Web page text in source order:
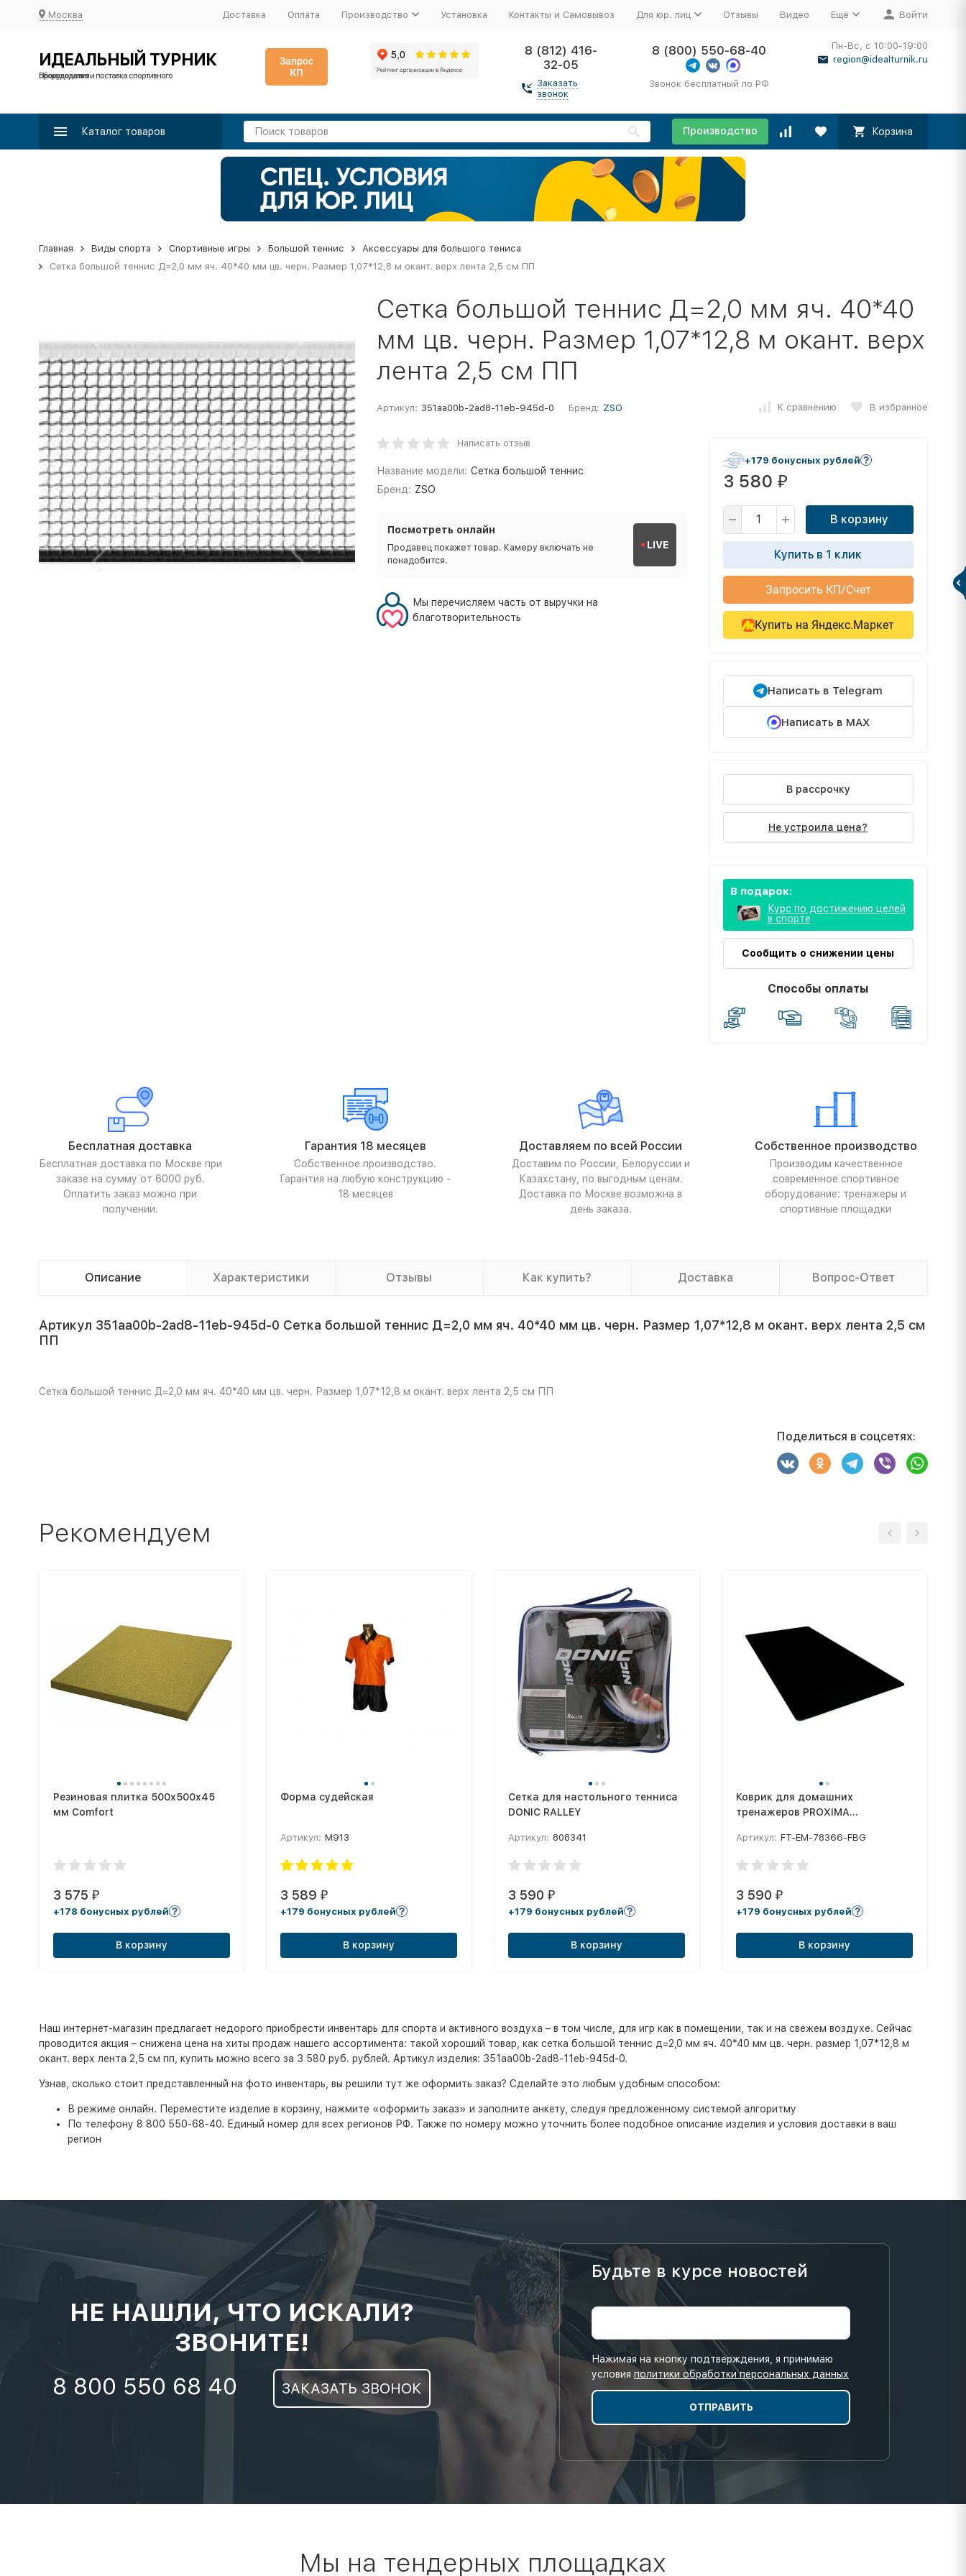
Москва Доставка Оплата Производство Установка Контакты и Самовывоз Для юр. лиц Отзывы Видео Ещё Войти
ИДЕАЛЬНЫЙ ТУРНИК
Производство и поставка спортивного оборудования
Запрос
КП
8 (812) 416-
32-05
Заказать
звонок
8 (800) 550-68-40
Звонок бесплатный по РФ
Пн-Вс, с 10:00-19:00
region@idealturnik.ru
Каталог товаров Производство Корзина
Главная Виды спорта Спортивные игры Большой теннис
Аксессуары для большого тениса
Сетка большой теннис Д=2,0 мм яч. 40*40 мм цв. черн. Размер 1,07*12,8 м окант. верх лента 2,5 см ПП
Сетка большой теннис Д=2,0 мм яч. 40*40
мм цв. черн. Размер 1,07*12,8 м окант. верх
лента 2,5 см ПП
Артикул: 351aa00b-2ad8-11eb-945d-0 Бренд: ZSO К сравнению В избранное
Написать отзыв
Название модели: Сетка большой теннис
Бренд: ZSO
Посмотреть онлайн
Продавец покажет товар. Камеру включать не
понадобится.
LIVE
Мы перечисляем часть от выручки на
благотворительность
+179 бонусных рублей
3 580 ₽
В корзину
Купить в 1 клик
Запросить КП/Счет
Купить на Яндекс.Маркет
Написать в Telegram
Написать в MAX
В рассрочку
Не устроила цена?
В подарок:
Курс по достижению целей
в спорте
Сообщить о снижении цены
Способы оплаты
Бесплатная доставка
Бесплатная доставка по Москве при
заказе на сумму от 6000 руб.
Оплатить заказ можно при
получении.
Гарантия 18 месяцев
Собственное производство.
Гарантия на любую конструкцию -
18 месяцев
Доставляем по всей России
Доставим по России, Белоруссии и
Казахстану, по выгодным ценам.
Доставка по Москве возможна в
день заказа.
Собственное производство
Производим качественное
современное спортивное
оборудование: тренажеры и
спортивные площадки
Описание Характеристики Отзывы Как купить? Доставка Вопрос-Ответ
Артикул 351aa00b-2ad8-11eb-945d-0 Сетка большой теннис Д=2,0 мм яч. 40*40 мм цв. черн. Размер 1,07*12,8 м окант. верх лента 2,5 см
ПП
Сетка большой теннис Д=2,0 мм яч. 40*40 мм цв. черн. Размер 1,07*12,8 м окант. верх лента 2,5 см ПП
Поделиться в соцсетях:
Рекомендуем
Резиновая плитка 500х500х45
мм Comfort
3 575 ₽
+178 бонусных рублей
В корзину
Форма судейская
Артикул: М913
3 589₽
+179 бонусных рублей
В корзину
Сетка для настольного тенниса
DONIC RALLEY
Артикул: 808341
3 590 ₽
+179 бонусных рублей
В корзину
Коврик для домашних
тренажеров PROXIMA
Артикул: FT-EM-78366-FBG
3 590 ₽
+179 бонусных рублей
В корзину
Наш интернет-магазин предлагает недорого приобрести инвентарь для спорта и активного воздуха – в том числе, для игр как в помещении, так и на свежем воздухе. Сейчас
проводится акция – снижена цена на хиты продаж нашего ассортимента: такой хороший товар, как сетка большой теннис д=2,0 мм яч. 40*40 мм цв. черн. размер 1,07*12,8 м
окант. верх лента 2,5 см пп, купить можно всего за 3 580 руб. рублей. Артикул изделия: 351aa00b-2ad8-11eb-945d-0.
Узнав, сколько стоит представленный на фото инвентарь, вы решили тут же оформить заказ? Сделайте это любым удобным способом:
В режиме онлайн. Переместите изделие в корзину, нажмите «оформить заказ» и заполните анкету, следуя предложенному системой алгоритму
По телефону 8 800 550-68-40. Единый номер для всех регионов РФ. Также по номеру можно уточнить более подобное описание изделия и условия доставки в ваш
регион
НЕ НАШЛИ, ЧТО ИСКАЛИ?
ЗВОНИТЕ!
8 800 550 68 40 ЗАКАЗАТЬ ЗВОНОК
Будьте в курсе новостей
Нажимая на кнопку подтверждения, я принимаю
условия политики обработки персональных данных
Мы на тендерных площадках